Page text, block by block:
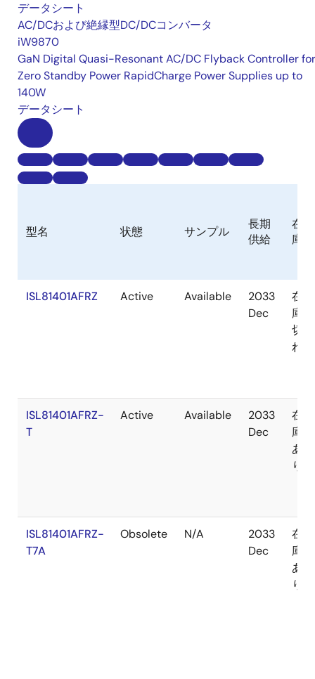
データシート
AC/DCおよび絶縁型DC/DCコンバータ
iW9870
GaN Digital Quasi-Resonant AC/DC Flyback Controller for
Zero Standby Power RapidCharge Power Supplies up to
140W
データシート
型名 状態 サンプル
長期
供給
在
庫
ISL81401AFRZ Active Available
2033
Dec
在
庫
切
れ
ISL81401AFRZ-
T
Active Available
2033
Dec
在
庫
あ
り
ISL81401AFRZ-
T7A
Obsolete N/A
2033
Dec
在
庫
あ
り